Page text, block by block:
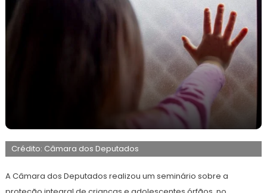
novembro
2024
Crédito: Câmara dos Deputados
A Câmara dos Deputados realizou um seminário sobre a